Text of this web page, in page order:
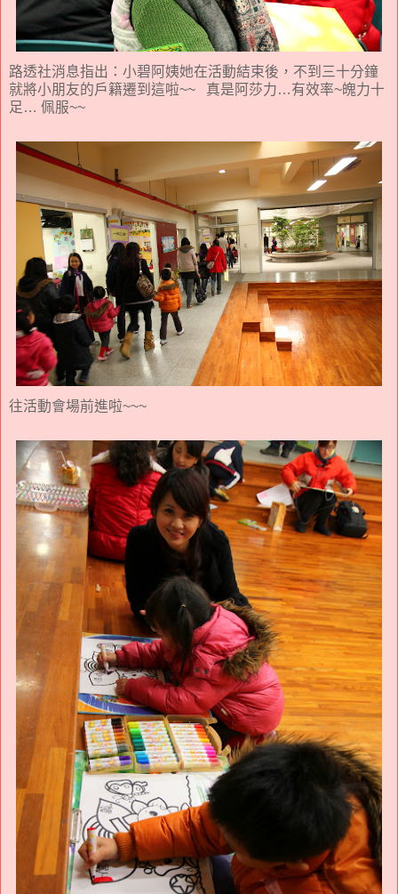
路透社消息指出：小碧阿姨她在活動結束後，不到三十分鐘
就將小朋友的戶籍遷到這啦~~ 真是阿莎力…有效率~魄力十
足… 佩服~~
往活動會場前進啦~~~